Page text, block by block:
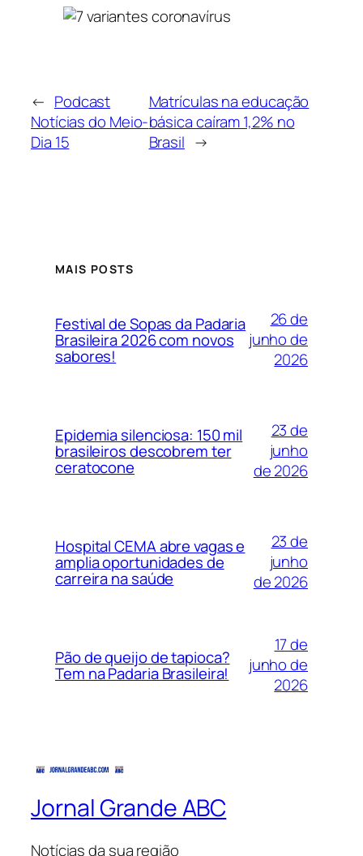
← Podcast
Notícias do Meio-
Dia 15
Matrículas na educação
básica caíram 1,2% no
Brasil →
MAIS POSTS
Festival de Sopas da Padaria
Brasileira 2026 com novos
sabores!
26 de
junho de
2026
Epidemia silenciosa: 150 mil
brasileiros descobrem ter
ceratocone
23 de
junho
de 2026
Hospital CEMA abre vagas e
amplia oportunidades de
carreira na saúde
23 de
junho
de 2026
Pão de queijo de tapioca?
Tem na Padaria Brasileira!
17 de
junho de
2026
Jornal Grande ABC
Notícias da sua região